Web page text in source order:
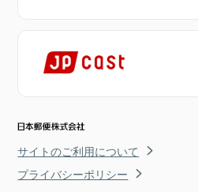
サイトのご利用について
プライバシーポリシー